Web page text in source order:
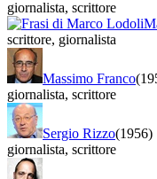
giornalista, scrittore
scrittore, giornalista
Massimo Franco
giornalista, scrittore
Sergio Rizzo(1956)
giornalista, scrittore